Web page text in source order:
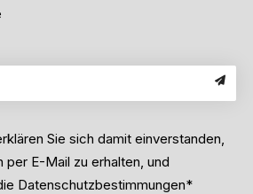
Sie sich damit einverstanden,
E-Mail zu erhalten, und
Datenschutzbestimmungen*